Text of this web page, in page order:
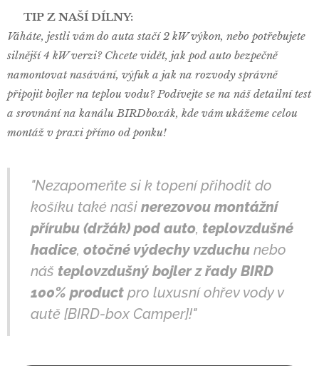
🛠️ TIP Z NAŠÍ DÍLNY:
Váháte, jestli vám do auta stačí 2 kW výkon, nebo potřebujete
silnější 4 kW verzi? Chcete vidět, jak pod auto bezpečně
namontovat nasávání, výfuk a jak na rozvody správně
připojit bojler na teplou vodu? Podívejte se na náš detailní test
a srovnání na kanálu BIRDboxák, kde vám ukážeme celou
montáž v praxi přímo od ponku!
"Nezapomeňte si k topení přihodit do
košíku také naši nerezovou montážní
přírubu (držák) pod auto, teplovzdušné
hadice, otočné výdechy vzduchu nebo
náš teplovzdušný bojler z řady BIRD
100% product pro luxusní ohřev vody v
autě [BIRD-box Camper]!"